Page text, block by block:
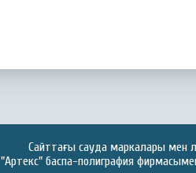
Сайттағы сауда маркалары мен
"Артекс" баспа-полиграфия